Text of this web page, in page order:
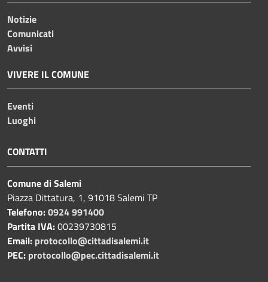
Notizie
Comunicati
Avvisi
VIVERE IL COMUNE
Eventi
Luoghi
CONTATTI
Comune di Salemi
Piazza Dittatura, 1, 91018 Salemi TP
Telefono:0924 991400
Partita IVA:00239730815
Email: protocollo@cittadisalemi.it
PEC: protocollo@pec.cittadisalemi.it